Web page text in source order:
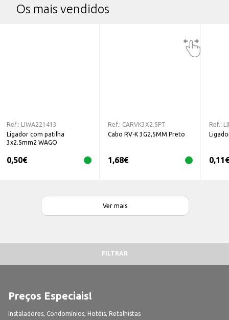
Os mais vendidos
Ref.:
LIWA221413
Ligador com patilha
3x2.5mm2 WAGO
0,50€
Ref.: CARVK3X2.5PT
Cabo RV-K 3G2,5MM Preto
1,68€
Ref.:
0,11€
Ver mais
FILTRAR
Preços Especiais!
Instaladores, Condomínios, Hotéis, Retalhistas